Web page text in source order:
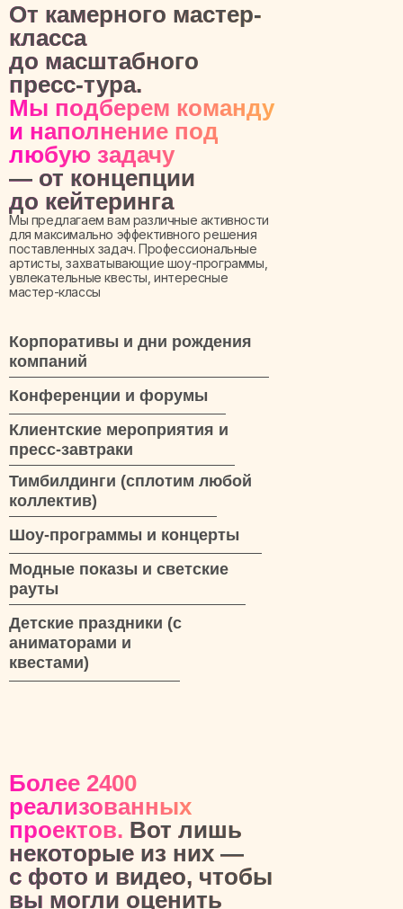
От камерного мастер-
класса
до масштабного
пресс-тура.
Мы подберем команду
и наполнение под
любую задачу
— от концепции
до кейтеринга
Мы предлагаем вам различные активности
для максимально эффективного решения
поставленных задач. Профессиональные
артисты, захватывающие шоу-программы,
увлекательные квесты, интересные
мастер-классы
Корпоративы и дни рождения
компаний
Конференции и форумы
Клиентские мероприятия и
пресс-завтраки
Тимбилдинги (сплотим любой
коллектив)
Шоу-программы и концерты
Модные показы и светские
рауты
Детские праздники (с
аниматорами и
квестами)
Более 2400
реализованных
проектов. Вот лишь
некоторые из них —
с фото и видео, чтобы
вы могли оценить